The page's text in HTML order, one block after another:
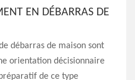
EN DÉBARRAS DE
débarras de maison sont
orientation décisionnaire
de ce type